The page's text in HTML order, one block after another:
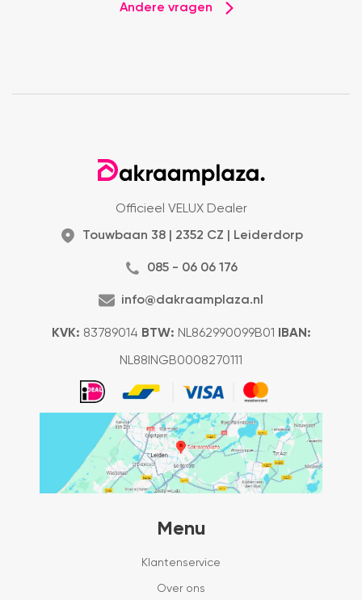
Andere vragen
Officieel VELUX Dealer
Touwbaan 38 | 2352 CZ | Leiderdorp
085 - 06 06 176
info@dakraamplaza.nl
KVK: 83789014 BTW: NL862990099B01 IBAN:
NL88INGB0008270111
Menu
Klantenservice
Over ons